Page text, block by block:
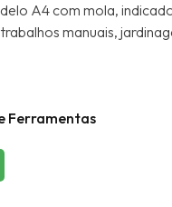
A4 com mola,
manuais,
Ferramentas